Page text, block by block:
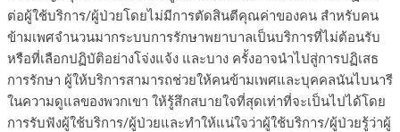
ต่อผู้ใช้บริการ/ผู้ป่วยโดยไม่มีการตัดสินตีคุณค่าของคน สำหรับคน
ข้ามเพศจำนวนมากระบบการรักษาพยาบาลเป็นบริการที่ไม่ต้อนรับ
หรือที่เลือกปฏิบัติอย่างโจ่งแจ้ง และบาง ครั้งอาจนำไปสู่การปฏิเสธ
การรักษา ผู้ให้บริการสามารถช่วยให้คนข้ามเพศและบุคคลนันไบนารี
ในความดูแลของพวกเขา ให้รู้สึกสบายใจที่สุดเท่าที่จะเป็นไปได้โดย
การรับฟังผู้ใช้บริการ/ผู้ป่วยและทำให้แน่ใจว่าผู้ใช้บริการ/ผู้ป่วยรู้ว่าผู้